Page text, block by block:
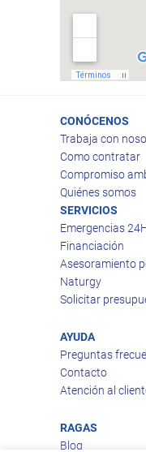
CONÓCENOS
Trabaja con
Como contratar
Compromiso
Quiénes somos
SERVICIOS
Emergencias
Financiación
Asesoramiento
Naturgy
Solicitar
AYUDA
Preguntas
Contacto
Atención al
RAGAS
Blog